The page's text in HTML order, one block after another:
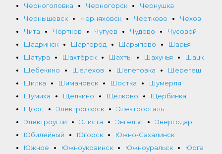
Черноголовка
Черногорск
Чернушка
Чернышевск
Черняховск Чертково
Чехов
Чита
Чортков Чугуев Чудово
Чусовой
Шадринск
Шаргород Шарыпово
Шарья
Шатура
Шахтёрск Шахты Шахунья
Шацк
Шебекино
Шелехов Шепетовка
Шерегеш
Шилка
Шимановск Шостка
Шумерля
Шумиха
Щёлкино Щелково
Щербинка
Щорс
Электрогорск
Электросталь
Электроугли
Элиста Энгельс
Энергодар
Юбилейный
Югорск
Южно-Сахалинск
Южное
Южноукраинск Южноуральск
Юрга